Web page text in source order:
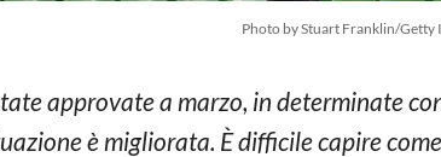
Photo by Stuart Franklin/Getty
approvate a marzo, in determinate
è migliorata. È difficile capire